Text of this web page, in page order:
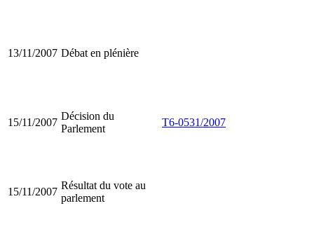
13/11/2007 Débat en plénière
15/11/2007
Décision du
Parlement
T6-0531/2007
15/11/2007
Résultat du vote au
parlement